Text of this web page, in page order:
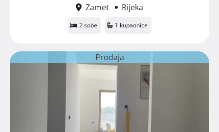
Zamet
Rijeka
2 sobe 1 kupaonice
Prodaja